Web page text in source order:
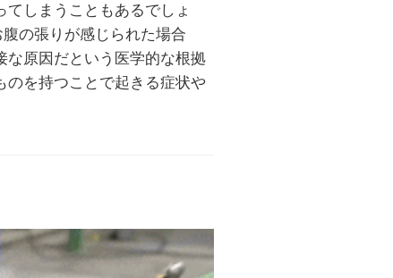
しまうこともあるでしょ
腹の張りが感じられた場合
な原因だという医学的な根拠
を持つことで起きる症状や